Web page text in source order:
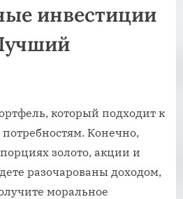
инвестиции
который подходит к
Конечно,
золото, акции и
разочарованы доходом,
моральное